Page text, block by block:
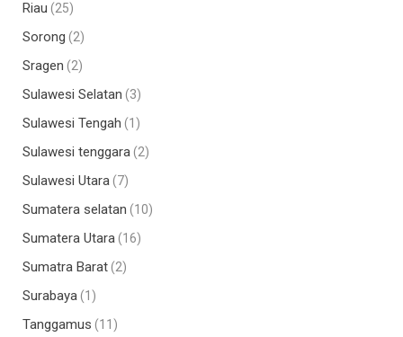
Riau (25)
Sorong (2)
Sragen (2)
Sulawesi Selatan (3)
Sulawesi Tengah (1)
Sulawesi tenggara(2)
Sulawesi Utara(7)
Sumatera selatan (10)
Sumatera Utara(16)
Sumatra Barat(2)
Surabaya(1)
Tanggamus (11)